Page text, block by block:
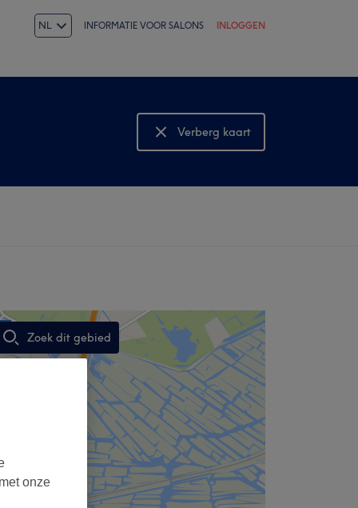
NL INFORMATIE VOOR SALONS INLOGGEN
Verberg kaart
Bekijk kaart
Zoek dit gebied
,
onze